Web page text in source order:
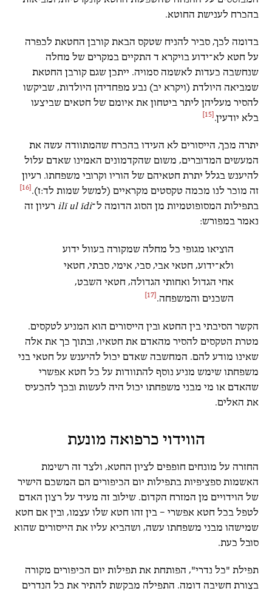
בהכרח לענישת החוטא.
בדומה לכך, סביר להניח שטקס הבאת קורבן החטאת לכפרה
על חטא לא־ידוע בויקרא ד התקיים במקרים של מחלה
שנחשבה כעדות לאשמה סמויה. ייתכן שגם קורבן החטאת
שמביאה היולדת (ויקרא יב) נבע מפחדיהן היולדות, שביקשו
להסיר מעליהן ליתר ביטחון את איומם של חטאים שביצעו
בלא יודעין. [15]
יתרה מכך, הייסורים לא העידו בהכרח שהמתוודה עשה את
המעשים המדוברים, משום שהקדמונים האמינו שאדם עלול
להיענש בגלל יתרת חטאיהם של הוריו וקרובי משפחתו. רעיון
זה מוכר לנו מכמה טקסטים מקראיים (למשל שמות לד:ז). [16]
בתפילות המסופוטמיות מן הסוג הדומה ל־ilī ul īdi רעיון זה
נאמר במפורש:
הוציאו מגופי כל מחלה שמקורה בעוול ידוע
ולא־ידוע, חטאי אבי, סבי, אימי, סבתי, חטאי
אחי הגדול ואחותי הגדולה, חטאי השבט,
השכנים והמשפחה. [17]
הקשר הסיבתי בין החטא ובין הייסורים הוא המניע לטקסים.
מטרת הטקסים להסיר מהאדם את חטאיו, ובתוך כך את אלה
שאינו מודע להם. המחשבה שאדם יכול להיענש על חטאי בני
משפחתו שימש מניע נוסף להתוודות על כל חטא אפשרי
שהאדם או מי מבני משפחתו יכול היה לעשות ובכך להכעיס
את האלים.
הווידוי כרפואה מונעת
החזרה על מונחים חופפים לציון החטא, ולצד זה רשימת
האשמות ספציפיות בתפילות יום הכיפורים הם המשכם הישיר
של הוידויים מן המזרח הקדום. שילוב זה מעיד על רצון האדם
לטפל בכל חטא אפשרי – בין זהו חטא שלו עצמו, ובין אם חטא
שמישהו מבני משפחתו עשה, ושהביא עליו את הייסורים שהוא
סובל כעת.
תפילת "כל נדרי", הפותחת את תפילות יום הכיפורים מקורה
בצורת חשיבה דומה. התפילה מבקשת להתיר את כל הנדרים